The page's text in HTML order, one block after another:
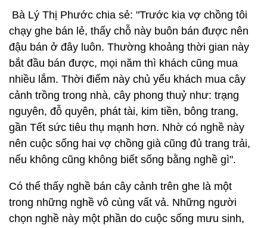
Bà Lý Thị Phước chia sẻ: "Trước kia vợ chồng tôi
chạy ghe bán lẻ, thấy chỗ này buôn bán được nên
đậu bán ở đây luôn. Thường khoảng thời gian này
bắt đầu bán được, mọi năm thì khách cũng mua
nhiều lắm. Thời điểm này chủ yếu khách mua cây
cảnh trồng trong nhà, cây phong thuỷ như: trạng
nguyên, đỗ quyên, phát tài, kim tiền, bông trang,
gần Tết sức tiêu thụ mạnh hơn. Nhờ có nghề này
nên cuộc sống hai vợ chồng già cũng đủ trang trải,
nếu không cũng không biết sống bằng nghề gì".
Có thể thấy nghề bán cây cảnh trên ghe là một
trong những nghề vô cùng vất vả. Những người
chọn nghề này một phần do cuộc sống mưu sinh,